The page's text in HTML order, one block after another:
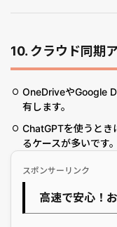
10. クラウド同期
OneDriveやGoogle
有します。
ChatGPTを使うとき
るケースが多いです。
スポンサーリンク
高速で安心！